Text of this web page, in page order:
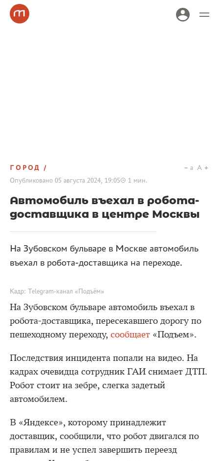
ГОРОД
Опубликовано 05 августа 2024, 19:05 1 мин.
a A
Автомобиль въехал в робота-
доставщика в центре Москвы
На Зубовском бульваре в Москве автомобиль
въехал в робота-доставщика на переходе.
Кадр: Telegram-канал «Подъём»
На Зубовском бульваре автомобиль въехал в
робота-доставщика, пересекавшего дорогу по
пешеходному переходу, сообщает «Подъем».
Последствия инцидента попали на видео. На
кадрах очевидца сотрудник ГАИ снимает ДТП.
Робот стоит на зебре, слегка задетый
автомобилем.
В «Яндексе», которому принадлежит
доставщик, сообщили, что робот двигался по
правилам и не успел завершить переезд